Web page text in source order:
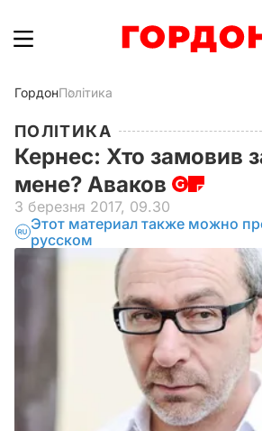
ГордонПолітика
ПОЛІТИКА
Кернес: Хто замовив
мене? Аваков
3 березня 2017, 09.30
Этот материал также можно
русском